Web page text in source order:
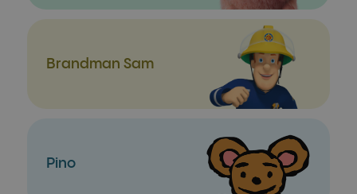
Brandman Sam
Pino